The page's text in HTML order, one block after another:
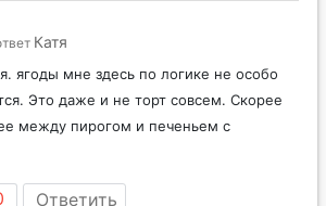
Катя
ягоды мне здесь по логике не особо
Это даже и не торт совсем. Скорее
между пирогом и печеньем с
Ответить